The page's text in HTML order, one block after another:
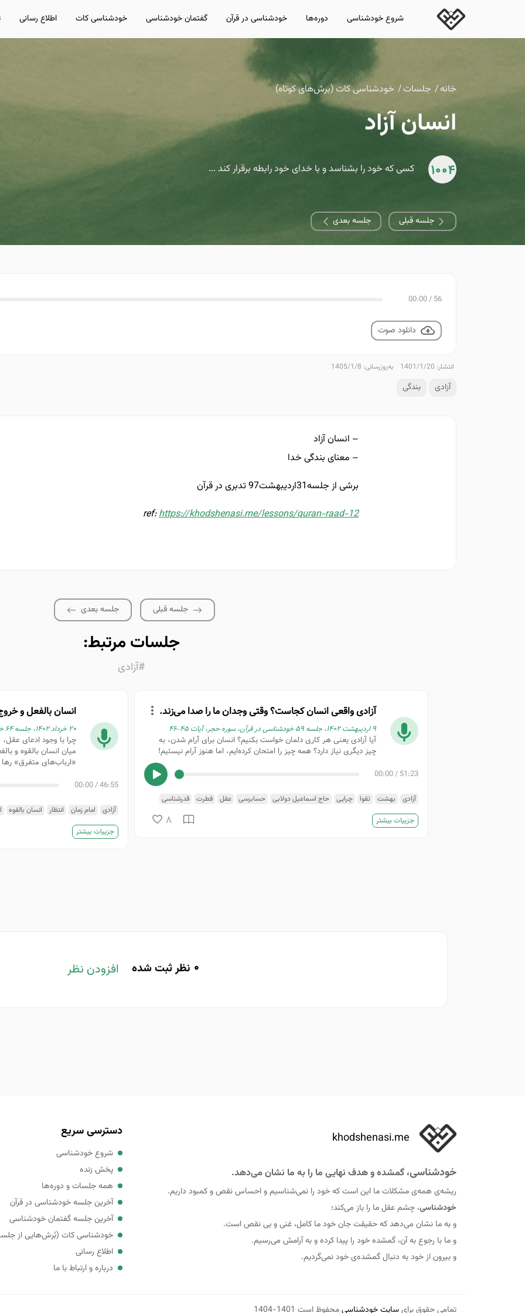
شروع خودشناسی دوره‌ها خودشناسی در قرآن گفتمان خودشناسی خودشناسی کات اطلاع رسانی
خانه جلسات خودشناسی کات (برش‌های کوتاه)
انسان آزاد
1004 کسی که خود را بشناسد و با خدای خود رابطه برقرار کند ...
جلسه قبلی جلسه بعدی
56
/
00:00
دانلود صوت
انتشار: 1401/1/20 به‌روزرسانی: 1405/1/8
آزادی بندگی
– انسان آزاد
– معنای بندگی خدا
برشی از جلسه31اردیبهشت97 تدبری در قرآن
ref:https://khodshenasi.me/lessons/quran-raad-12
جلسه قبلی جلسه بعدی
جلسات مرتبط:
#آزادی
آزادی واقعی انسان کجاست؟ وقتی وجدان ما را صدا می‌زند.
۹ اردیبهشت ۱۴۰۲، جلسه ۵۹ خودشناسی در قرآن، سوره حجر، آیات ۴۵–۴۶
آیا آزادی یعنی هر کاری دلمان خواست بکنیم؟ انسان برای آرام شدن، به
چیز دیگری نیاز دارد؟ همه چیز را امتحان کرده‌ایم، اما هنوز آرام نیستیم!
51:23
/
00:00
آزادی بهشت تقوا چرایی حاج اسماعیل دولابی حسابرسی عقل فطرت
قدرشناسی
کتاب نفس
گمشده
جزییات بیشتر 8
انسان بالفعل و
۲۰ خرداد ۱۴۰۲، جلسه ۶۴ خودشناسی در قرآن، سوره حجر، آیات ۴۷–۴۸
چرا با وجود ادعای
میان انسان بالقوه و
«ارباب‌های متفرق»
46:55
/
00:00
آزادی امام زمان انتظار انسان بالقوه
خیال راحت
ذهن
جزییات بیشتر
0 نظر ثبت شده افزودن نظر
khodshenasi.me
خودشناسی، گمشده و هدف نهایی ما را به ما نشان می‌دهد.
ریشه‌ی همه‌ی مشکلات ما این است که خود را نمی‌شناسیم و احساس نقص و کمبود داریم.
خودشناسی، چشم عقل ما را باز می‌کند؛
و به ما نشان می‌دهد که حقيقت جان خود ما کامل، غنی و بی نقص است.
و ما با رجوع به آن، گمشده خود را پيدا کرده و به آرامش می‌رسیم.
و بیرون از خود به دنبال گمشده‌ی خود نمی‌گردیم.
دسترسی سریع
شروع خودشناسی
پخش زنده
همه جلسات و دوره‌ها
آخرین جلسه خودشناسی در قرآن
آخرین جلسه گفتمان خودشناسی
خودشناسی کات (بُرش‌هایی از
اطلاع رسانی
درباره و ارتباط با ما
تمامی حقوق برایسایت خودشناسیمحفوظ است 1401-1404